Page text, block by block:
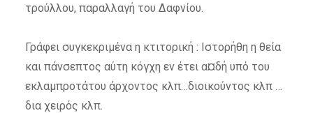
τρούλλου, παραλλαγή του Δαφνίου.
Γράφει συγκεκριμένα η κτιτορική : Ιστορήθη η θεία
και πάνσεπτος αύτη κόγχη εν έτει α¤δή υπό του
εκλαμπροτάτου άρχοντος κλπ…διοικούντος κλπ …
δια χειρός κλπ.